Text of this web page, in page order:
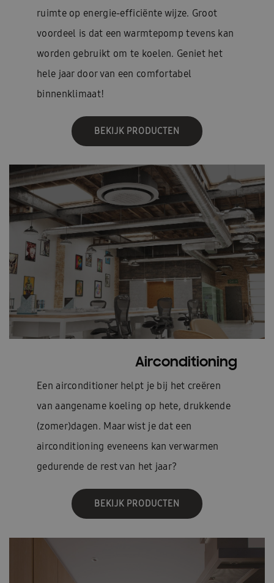
ruimte op energie-efficiënte wijze. Groot
voordeel is dat een warmtepomp tevens kan
worden gebruikt om te koelen. Geniet het
hele jaar door van een comfortabel
binnenklimaat!
BEKIJK PRODUCTEN
Airconditioning
Een airconditioner helpt je bij het creëren
van aangename koeling op hete, drukkende
(zomer)dagen. Maar wist je dat een
airconditioning eveneens kan verwarmen
gedurende de rest van het jaar?
BEKIJK PRODUCTEN